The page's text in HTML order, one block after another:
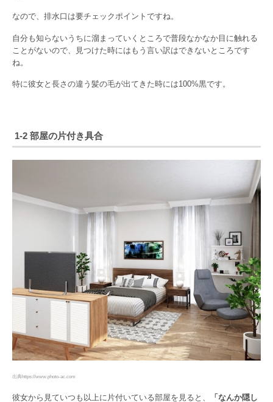
なので、排水口は要チェックポイントですね。
自分も知らないうちに溜まっていくところで普段なかなか目に触れる
ことがないので、見つけた時にはもう言い訳はできないところです
ね。
特に彼女と長さの違う髪の毛が出てきた時には100%黒です。
1-2 部屋の片付き具合
出典https://www.photo-ac.com
彼女から見ていつも以上に片付いている部屋を見ると、 「なんか隠し